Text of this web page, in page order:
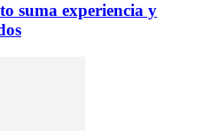
suma experiencia y